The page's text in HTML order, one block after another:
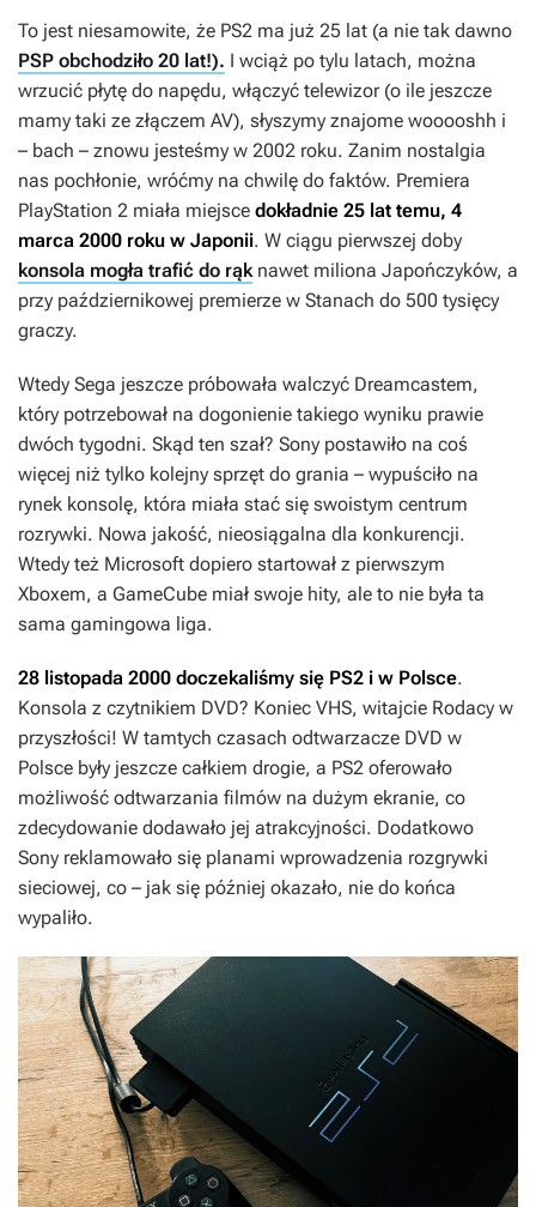
To jest niesamowite, że PS2 ma już 25 lat (a nie tak dawno
PSP obchodziło 20 lat!). I wciąż po tylu latach, można
wrzucić płytę do napędu, włączyć telewizor (o ile jeszcze
mamy taki ze złączem AV), słyszymy znajome wooooshh i
– bach – znowu jesteśmy w 2002 roku. Zanim nostalgia
nas pochłonie, wróćmy na chwilę do faktów. Premiera
PlayStation 2 miała miejsce dokładnie 25 lat temu, 4
marca 2000 roku w Japonii. W ciągu pierwszej doby
konsola mogła trafić do rąknawet miliona Japończyków, a
przy październikowej premierze w Stanach do 500 tysięcy
graczy.
Wtedy Sega jeszcze próbowała walczyć Dreamcastem,
który potrzebował na dogonienie takiego wyniku prawie
dwóch tygodni. Skąd ten szał? Sony postawiło na coś
więcej niż tylko kolejny sprzęt do grania – wypuściło na
rynek konsolę, która miała stać się swoistym centrum
rozrywki. Nowa jakość, nieosiągalna dla konkurencji.
Wtedy też Microsoft dopiero startował z pierwszym
Xboxem, a GameCube miał swoje hity, ale to nie była ta
sama gamingowa liga.
28 listopada 2000 doczekaliśmy się PS2 i w Polsce.
Konsola z czytnikiem DVD? Koniec VHS, witajcie Rodacy w
przyszłości! W tamtych czasach odtwarzacze DVD w
Polsce były jeszcze całkiem drogie, a PS2 oferowało
możliwość odtwarzania filmów na dużym ekranie, co
zdecydowanie dodawało jej atrakcyjności. Dodatkowo
Sony reklamowało się planami wprowadzenia rozgrywki
sieciowej, co – jak się później okazało, nie do końca
wypaliło.